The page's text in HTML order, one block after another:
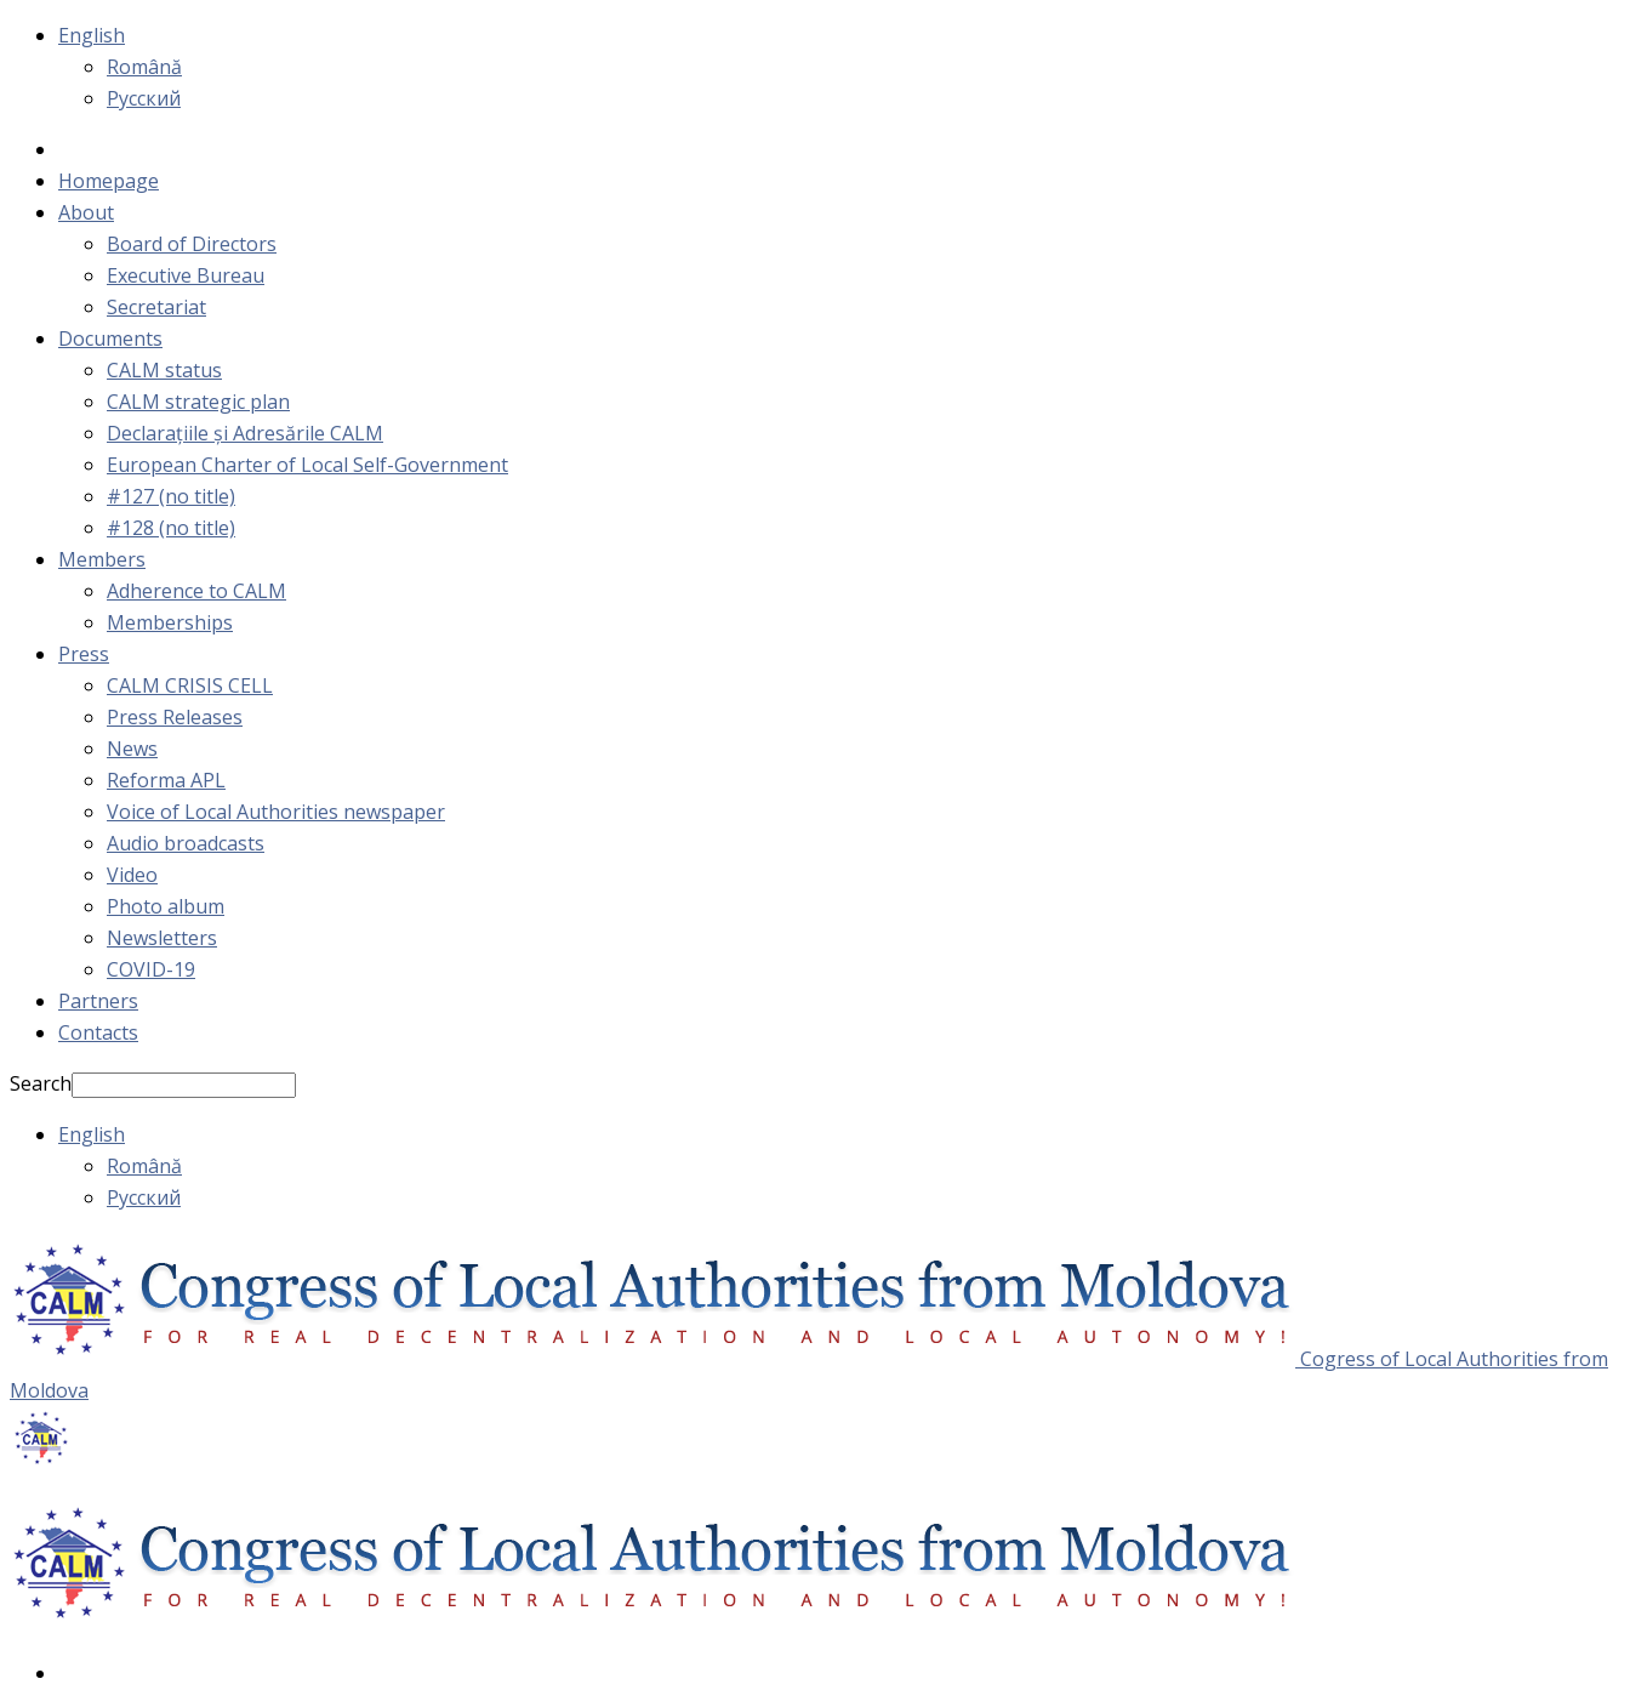
English
Română
Русский
Homepage
About
Board of Directors
Executive Bureau
Secretariat
Documents
CALM status
CALM strategic plan
Declarațiile și Adresările CALM
European Charter of Local Self-Government
#127 (no title)
#128 (no title)
Members
Adherence to CALM
Memberships
Press
CALM CRISIS CELL
Press Releases
News
Reforma APL
Voice of Local Authorities newspaper
Audio broadcasts
Video
Photo album
Newsletters
COVID-19
Partners
Contacts
Search
English
Română
Русский
Cogress of Local Authorities from
Moldova